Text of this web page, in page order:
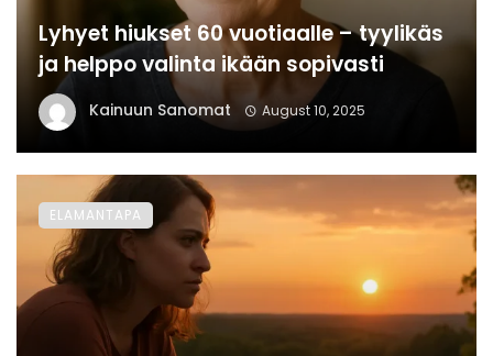
Lyhyet hiukset 60 vuotiaalle – tyylikäs
ja helppo valinta ikään sopivasti
Kainuun Sanomat August 10, 2025
ELAMANTAPA